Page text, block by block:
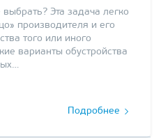
Эта задача легко
производителя и его
того или иного
варианты обустройства
Подробнее